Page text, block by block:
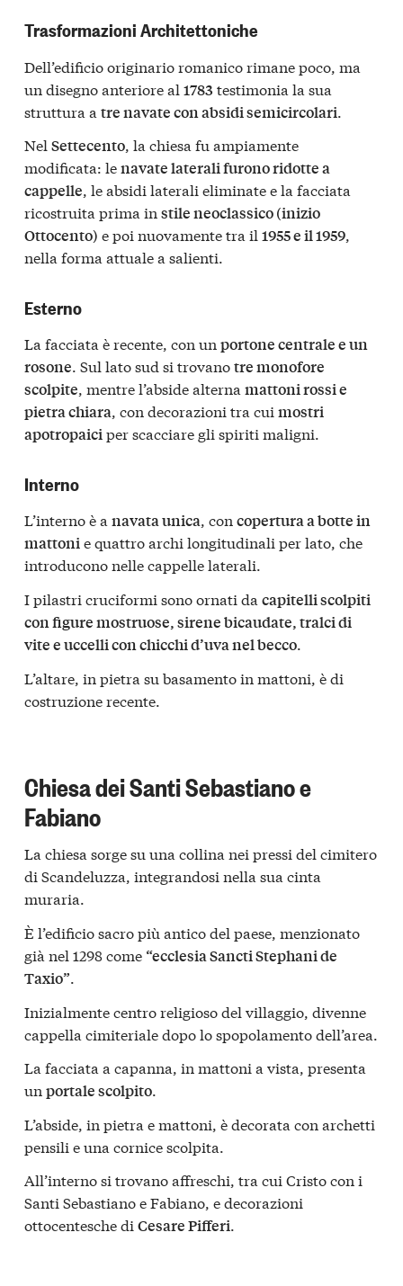
Trasformazioni Architettoniche
Dell’edificio originario romanico rimane poco, ma
un disegno anteriore al 1783 testimonia la sua
struttura a tre navate con absidi semicircolari
Nel Settecento, la chiesa fu ampiamente
modificata: lenavate laterali furono ridotte a
cappelle, le absidi laterali eliminate e la facciata
ricostruita prima in stile neoclassico (inizio
Ottocento) e poi nuovamente tra il 1955 e il 1959,
nella forma attuale a salienti.
Esterno
La facciata è recente, con un portone centrale e un
rosone. Sul lato sud si trovanotre monofore
scolpite, mentre l’abside alterna mattoni rossi e
pietra chiara, con decorazioni tra cui mostri
apotropaiciper scacciare gli spiriti maligni.
Interno
L’interno è a navata unica, con copertura a botte in
mattonie quattro archi longitudinali per lato, che
introducono nelle cappelle laterali.
I pilastri cruciformi sono ornati da capitelli scolpiti
con figure mostruose, sirene bicaudate, tralci di
vite e uccelli con chicchi d’uva nel becco.
L’altare, in pietra su basamento in mattoni, è di
costruzione recente.
Chiesa dei Santi Sebastiano e
Fabiano
La chiesa sorge su una collina nei pressi del cimitero
di Scandeluzza, integrandosi nella sua cinta
muraria.
È l’edificio sacro più antico del paese, menzionato
già nel 1298 come “ecclesia Sancti Stephani de
Taxio”.
Inizialmente centro religioso del villaggio, divenne
cappella cimiteriale dopo lo spopolamento dell’area.
La facciata a capanna, in mattoni a vista, presenta
un portale scolpito.
L’abside, in pietra e mattoni, è decorata con archetti
pensili e una cornice scolpita.
All’interno si trovano affreschi, tra cui Cristo con i
Santi Sebastiano e Fabiano, e decorazioni
ottocentesche di Cesare Pifferi.